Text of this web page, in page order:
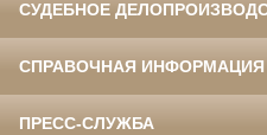
СУДЕБНОЕ
СПРАВОЧНАЯ ИНФОРМАЦИЯ
ПРЕСС-СЛУЖБА